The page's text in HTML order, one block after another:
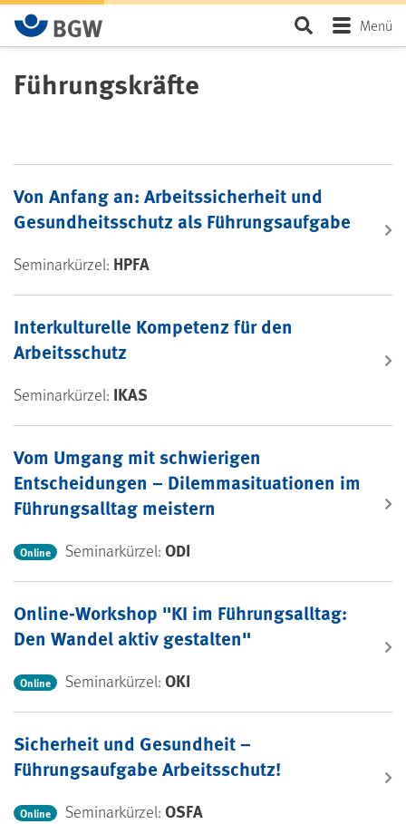
Zum Hauptinhalt springen SeiteMenü
Führungskräfte
Seminare: Führungskräfte
Von Anfang an: Arbeitssicherheit und
Gesundheitsschutz als Führungsaufgabe
Seminarkürzel: HPFA
Interkulturelle Kompetenz für den
Arbeitsschutz
Seminarkürzel: IKAS
Vom Umgang mit schwierigen
Entscheidungen – Dilemmasituationen im
Führungsalltag meistern
Online Seminarkürzel:ODI
Online-Workshop "KI im Führungsalltag:
Den Wandel aktiv gestalten"
Online Seminarkürzel:OKI
Sicherheit und Gesundheit –
Führungsaufgabe Arbeitsschutz!
Online Seminarkürzel:OSFA